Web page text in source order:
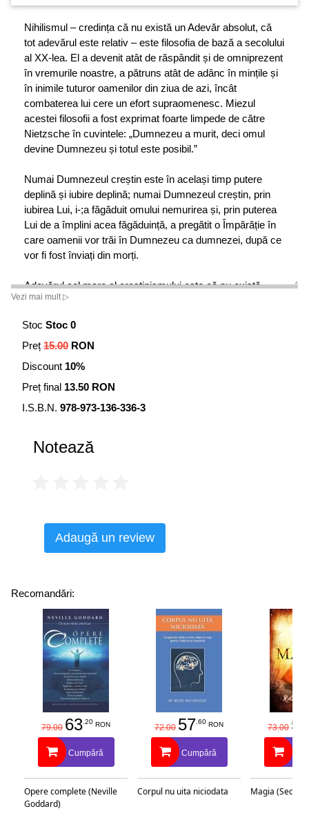
Nihilismul – credința că nu există un Adevăr absolut, că
tot adevărul este relativ – este filosofia de bază a secolului
al XX-lea. El a devenit atât de răspândit și de omniprezent
în vremurile noastre, a pătruns atât de adânc în mințile și
în inimile tuturor oamenilor din ziua de azi, încât
combaterea lui cere un efort supra­omenesc. Miezul
acestei filosofii a fost exprimat foarte limpede de către
Nietzsche în cuvintele: „Dumnezeu a murit, deci omul
devine Dumnezeu și totul este posibil.”
Numai Dumnezeul creștin este în același timp putere
deplină și iubire deplină; numai Dumnezeul creștin, prin
iubirea Lui, i-;a făgăduit omului nemurirea și, prin puterea
Lui de a împlini acea făgăduință, a pregătit o Împărăție în
care oamenii vor trăi în Dumnezeu ca dumnezei, după ce
vor fi fost înviați din morți.
Adevărul cel mare al creștinismului este că nu există
nimicire și nu există incoerență, că tot nihilismul și
creștini. Este zadarnic, de fapt este chiar absurd, să
vorbim de reformarea societății, de schimbarea cursului
istoriei, de ieșirea din epoca absurdității, dacă nu Îl avem
contează.
Vezi mai mult ▷
Stoc Stoc 0
Preț 15.00 RON
Discount 10%
Preț final 13.50 RON
I.S.B.N. 978-973-136-336-3
Notează
Adaugă un review
Recomandări:
79.00 63.20 RON
Cumpără
Opere complete (Neville
Goddard)
72.00 57.60 RON
Cumpără
Corpul nu uita niciodata
73.00 58
Magia